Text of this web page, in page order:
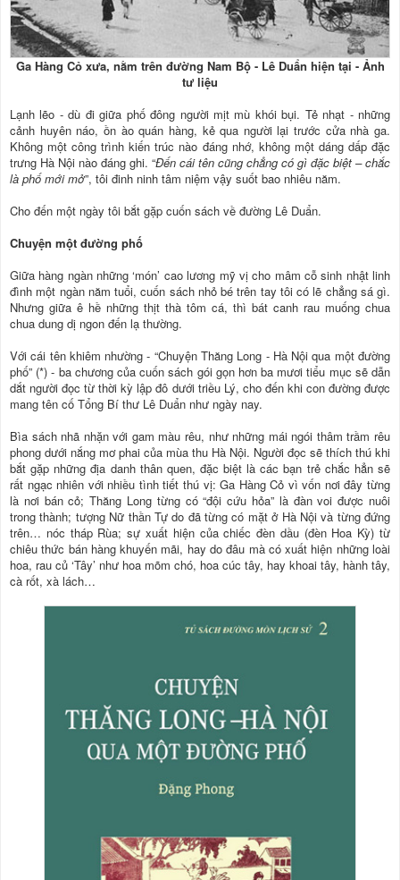
Ga Hàng Cỏ xưa, nằm trên đường Nam Bộ - Lê Duẩn hiện tại - Ảnh
tư liệu
Lạnh lẽo - dù đi giữa phố đông người mịt mù khói bụi. Tẻ nhạt - những
cảnh huyên náo, ồn ào quán hàng, kẻ qua người lại trước cửa nhà ga.
Không một công trình kiến trúc nào đáng nhớ, không một dáng dấp đặc
trưng Hà Nội nào đáng ghi. “Đến cái tên cũng chẳng có gì đặc biệt – chắc
là phố mới mở”, tôi đinh ninh tâm niệm vậy suốt bao nhiêu năm.
Cho đến một ngày tôi bắt gặp cuốn sách về đường Lê Duẩn.
Chuyện một đường phố
Giữa hàng ngàn những ‘món’ cao lương mỹ vị cho mâm cỗ sinh nhật linh
đình một ngàn năm tuổi, cuốn sách nhỏ bé trên tay tôi có lẽ chẳng sá gì.
Nhưng giữa ê hề những thịt thà tôm cá, thì bát canh rau muống chua
chua dung dị ngon đến lạ thường.
Với cái tên khiêm nhường - “Chuyện Thăng Long - Hà Nội qua một đường
phố” (*) - ba chương của cuốn sách gói gọn hơn ba mươi tiểu mục sẽ dẫn
dắt người đọc từ thời kỳ lập đô dưới triều Lý, cho đến khi con đường được
mang tên cố Tổng Bí thư Lê Duẩn như ngày nay.
Bìa sách nhã nhặn với gam màu rêu, như những mái ngói thâm trầm rêu
phong dưới nắng mơ phai của mùa thu Hà Nội. Người đọc sẽ thích thú khi
bắt gặp những địa danh thân quen, đặc biệt là các bạn trẻ chắc hẳn sẽ
rất ngạc nhiên với nhiều tình tiết thú vị: Ga Hàng Cỏ vì vốn nơi đây từng
là nơi bán cỏ; Thăng Long từng có “đội cứu hỏa” là đàn voi được nuôi
trong thành; tượng Nữ thần Tự do đã từng có mặt ở Hà Nội và từng đứng
trên… nóc tháp Rùa; sự xuất hiện của chiếc đèn dầu (đèn Hoa Kỳ) từ
chiêu thức bán hàng khuyến mãi, hay do đâu mà có xuất hiện những loài
hoa, rau củ ‘Tây’ như hoa mõm chó, hoa cúc tây, hay khoai tây, hành tây,
cà rốt, xà lách…